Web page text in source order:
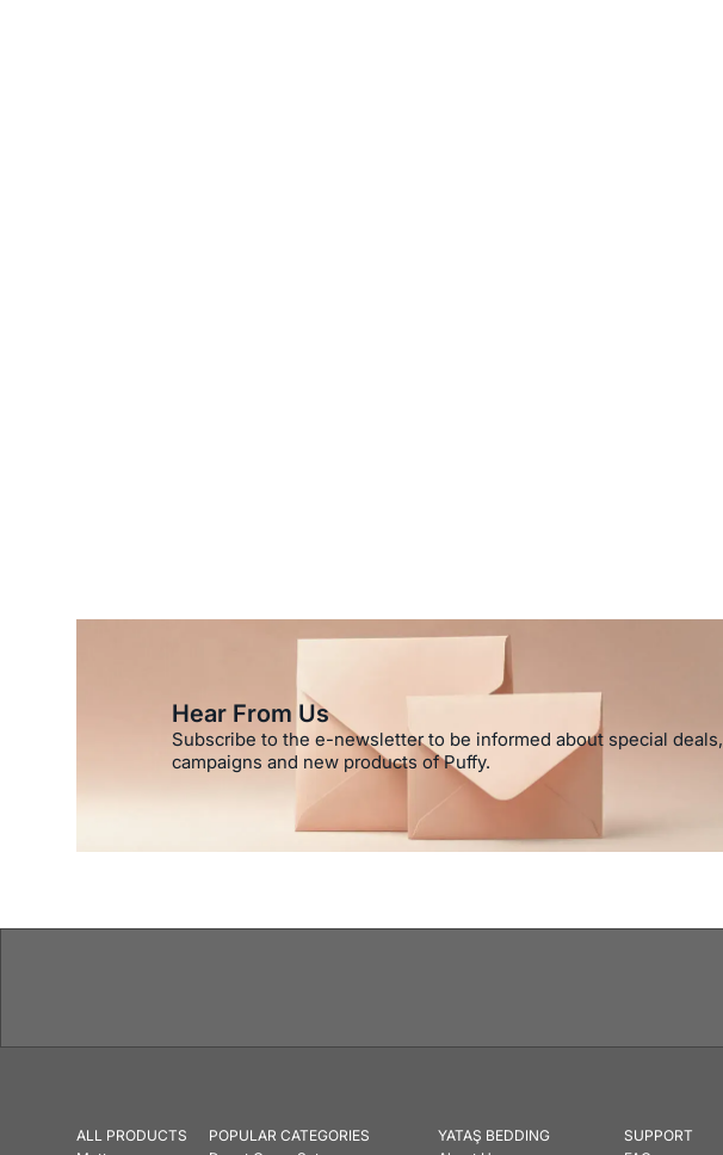
Hear From Us
Subscribe to the e-newsletter to be informed about special deals,
campaigns and new products of Puffy.
ALL PRODUCTS
POPULAR CATEGORIES
YATAŞ BEDDING
SUPPORT